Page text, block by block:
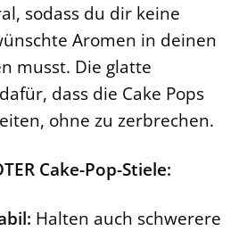
sodass du dir keine
Aromen in deinen
musst. Die glatte
dass die Cake Pops
ohne zu zerbrechen.
Cake-Pop-Stiele:
Halten auch schwerere